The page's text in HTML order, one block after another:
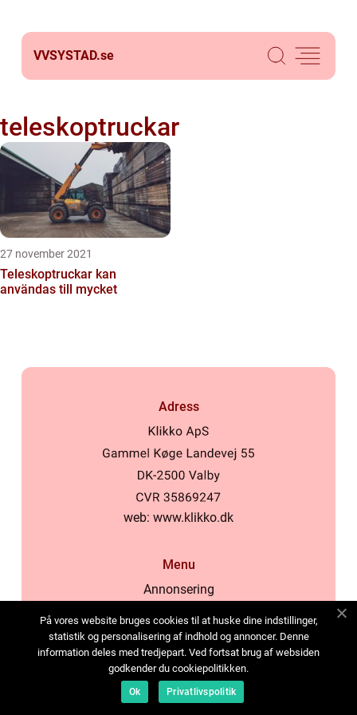
VVSYSTAD.se
teleskoptruckar
27 november 2021
Teleskoptruckar kan
användas till mycket
Adress
web: www.klikko.dk
Menu
Annonsering
Cookies
Kontakta oss
Sitemap
På vores website bruges cookies til at huske dine indstillinger,
statistik og personalisering af indhold og annoncer. Denne
information deles med tredjepart. Ved fortsat brug af websiden
godkender du cookiepolitikken.
Ok Privatlivspolitik